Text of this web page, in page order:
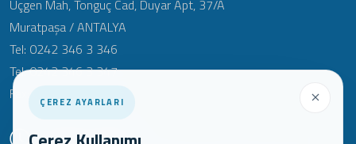
Üçgen Mah, Tonguç Cad, Duyar Apt, 37/A
Muratpaşa / ANTALYA
Tel: 0242 346 3 346
Tel: 0242 346 3 347
Fax: 0242 346 3 348
Çalışma Saatleri:
ÇEREZ AYARLARI